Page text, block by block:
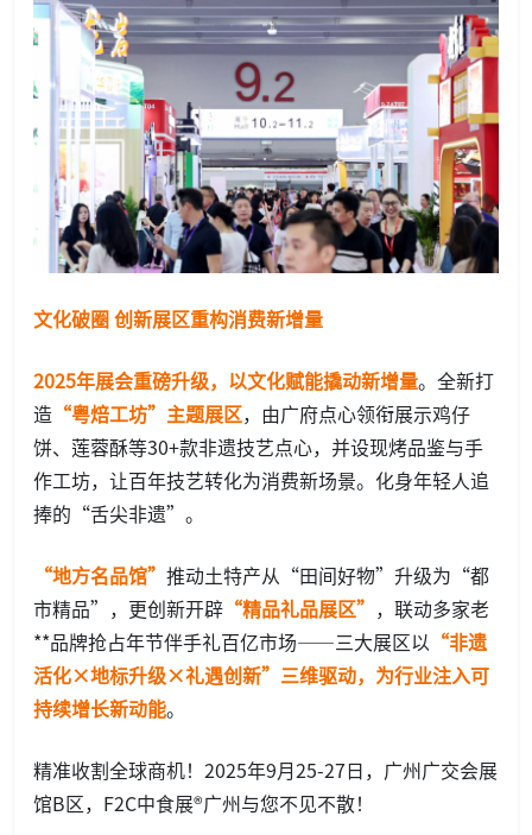
文化破圈 创新展区重构消费新增量
2025年展会重磅升级，以文化赋能撬动新增量。全新打
造 “粤焙工坊”主题展区，由广府点心领衔展示鸡仔
饼、莲蓉酥等30+款非遗技艺点心，并设现烤品鉴与手
作工坊，让百年技艺转化为消费新场景。化身年轻人追
捧的“舌尖非遗”。
“地方名品馆” 推动土特产从“田间好物”升级为“都
市精品”，更创新开辟 “精品礼品展区” ，联动多家老
**品牌抢占年节伴手礼百亿市场——三大展区以 “非遗
活化×地标升级×礼遇创新”三维驱动，为行业注入可
持续增长新动能。
精准收割全球商机！2025年9月25-27日，广州广交会展
馆B区，F2C中食展®广州与您不见不散！